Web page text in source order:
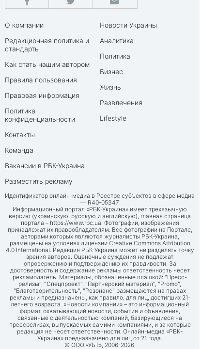
О компании
Редакционная политика и
стандарты
Как стать нашим автором
Правила пользования
Правовая информация
Политика
конфиденциальности
Контакты
Команда
Вакансии в РБК-Украина
Разместить рекламу
Новости Украины
Аналитика
Политика
Бизнес
Жизнь
Развлечения
Lifestyle
Идентификатор онлайн-медиа в Реестре субъектов в сфере медиа
— R40-05347
Информационный портал «РБК-Украина» имеет трехязычную
версию (украинскую, русскую и английскую), главная страница
портала – https://www.rbc.ua. Фотографии, изображения
принадлежат их правообладателям. Все фотографии на Портале,
авторами которых являются журналисты РБК-Украина,
размещены на условиях лицензии Creative Commons Attribution
4.0 International. Редакция РБК-Украина может не разделять точку
зрения авторов. Оценочные суждения не подлежат
опровержению и подтверждению их правдивости. За
достоверность и содержание рекламы ответственность несет
рекламодатель. Материалы, обозначенные плашкой: "Пресс-
релизы", "Спецпроект", "Партнерский материал", "Promo",
"Благотворительность", "Резонанс" размещаются на правах
рекламы и предназначены, как правило, для лиц, достигших 21-
летнего возраста. «Новости компании» – это информационный
формат, охватывающий новости, события и объявления,
связанные с деятельностью компаний, базирующиеся на
прессрелизах, выпускаемых самими компаниями, и за которые
редакция не несет ответственности. Онлайн-медиа «РБК-
Украина» предназначено для лиц от 21 года.
© ООО «УБТ», 2006-2026.